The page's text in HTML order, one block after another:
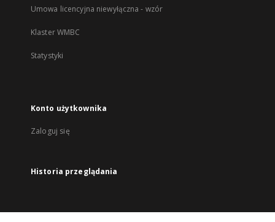
Umowa licencyjna niewyłączna - wzór
Klaster WMBC
Statystyki
Konto użytkownika
Zaloguj się
Historia przeglądania